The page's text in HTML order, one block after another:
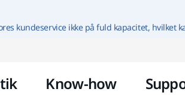
kundeservice ikke på fuld kapacitet,
Know-how